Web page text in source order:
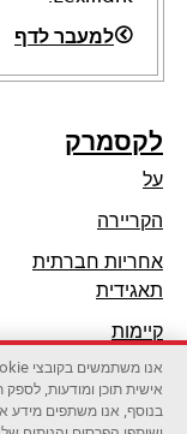
למעבר לדף
לקסמרק
על
הקריירה
אחריות חברתית
תאגידיתopens
a
new
tab
קיימות
שותפי לקסמרק
אישית תוכן ומודעות,
בנוסף, אנו משתפים מידע